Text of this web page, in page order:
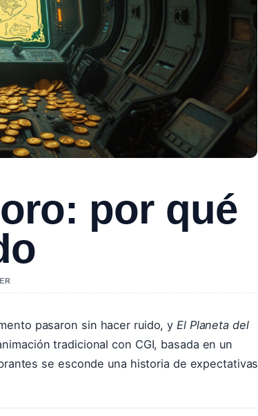
por qué
pasaron sin hacer ruido, y El Planeta del
tradicional con CGI, basada en un
se esconde una historia de expectativas